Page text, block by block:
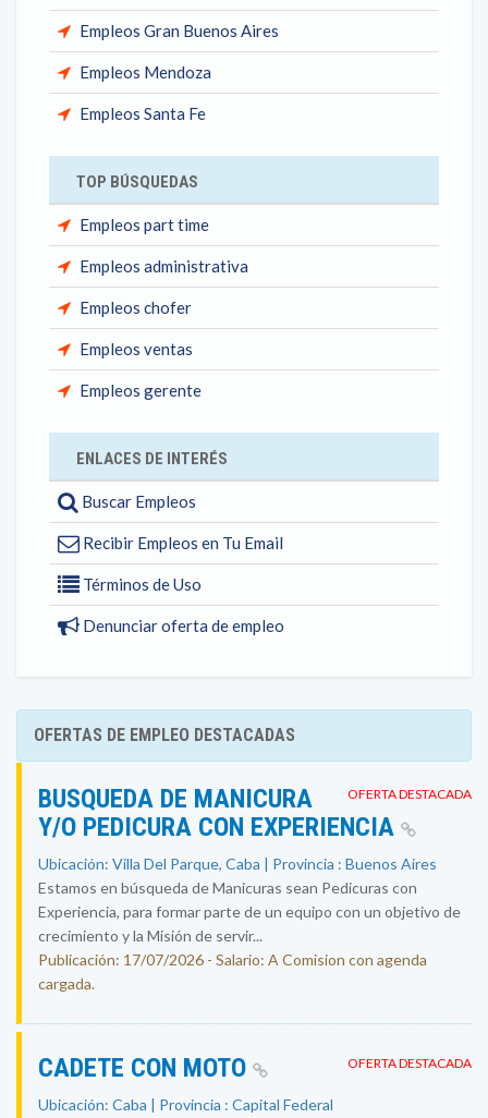
Empleos Gran Buenos Aires
Empleos Mendoza
Empleos Santa Fe
TOP BÚSQUEDAS
Empleos part time
Empleos administrativa
Empleos chofer
Empleos ventas
Empleos gerente
ENLACES DE INTERÉS
Buscar Empleos
Recibir Empleos en Tu Email
Términos de Uso
Denunciar oferta de empleo
OFERTAS DE EMPLEO DESTACADAS
OFERTA DESTACADA
BUSQUEDA DE MANICURA
Y/O PEDICURA CON EXPERIENCIA
Ubicación: Villa Del Parque, Caba | Provincia : Buenos Aires
Estamos en búsqueda de Manicuras sean Pedicuras con
Experiencia, para formar parte de un equipo con un objetivo de
crecimiento y la Misión de servir...
Publicación: 17/07/2026 - Salario: A Comision con agenda
cargada.
OFERTA DESTACADA
CADETE CON MOTO
Ubicación: Caba | Provincia : Capital Federal